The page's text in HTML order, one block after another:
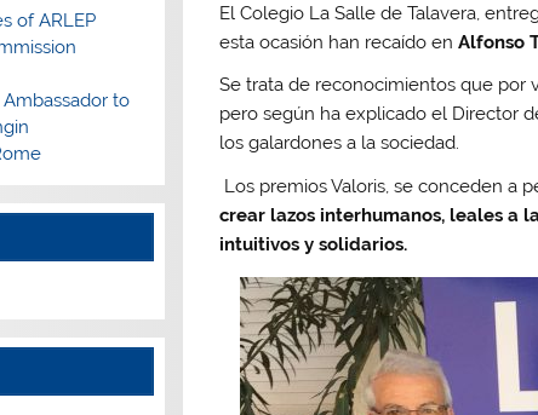
El Colegio La Salle de Talavera,
esta ocasión han recaído enAlfonso
Se trata de reconocimientos que por
pero según ha explicado el Director
los galardones a la sociedad.
Los premios Valoris, se conceden a
crear lazos interhumanos, leales a
intuitivos y solidarios.
of ARLEP
to